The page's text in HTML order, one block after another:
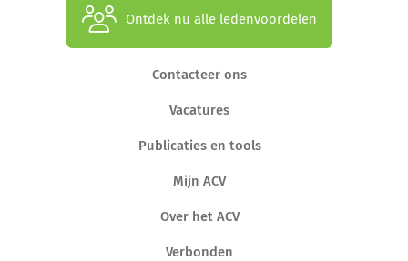
Ontdek nu alle ledenvoordelen
Contacteer ons
Vacatures
Publicaties en tools
Mijn ACV
Over het ACV
Verbonden